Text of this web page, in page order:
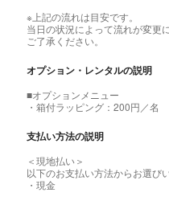
※上記の流れは目安です。
当日の状況によって流れが変更
ご了承ください。
オプション・レンタルの説明
■オプションメニュー
・箱付ラッピング：200円／名
支払い方法の説明
＜現地払い＞
以下のお支払い方法からお選び
・現金